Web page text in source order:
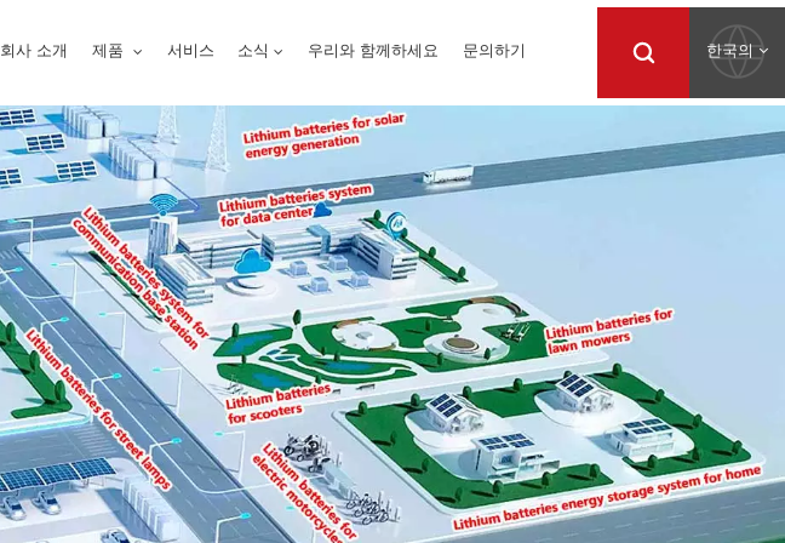
회사 소개 제품 서비스 소식 우리와 함께하세요 문의하기 한국의